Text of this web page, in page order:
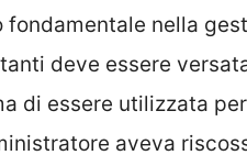
fondamentale nella
deve essere
di essere utilizzata
aveva